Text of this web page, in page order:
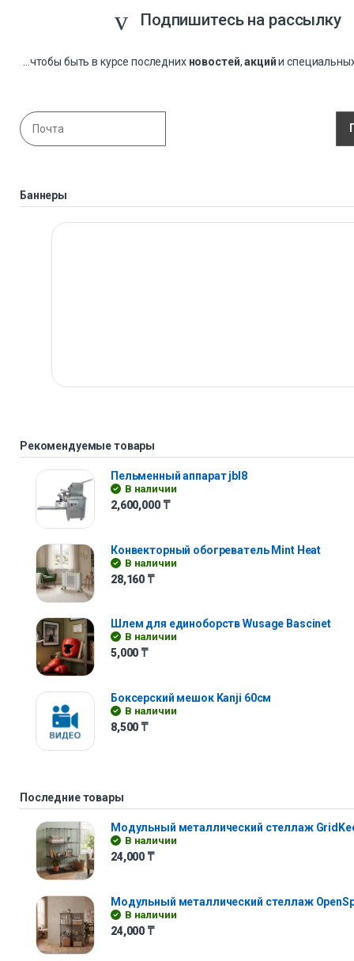
Подпишитесь на рассылку
...чтобы быть в курсе последних новостей,акцийи
Баннеры
Рекомендуемые товары
Пельменный аппарат jbl8
В наличии
2,600,000 ₸
Конвекторный обогреватель Mint Heat
В наличии
28,160 ₸
Шлем для единоборств Wusage Bascinet
В наличии
5,000 ₸
Боксерский мешок Kanji 60см
В наличии
8,500 ₸
Последние товары
Модульный металлический стеллаж
В наличии
24,000 ₸
Модульный металлический стеллаж
В наличии
24,000 ₸